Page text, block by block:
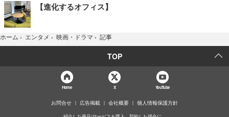
【進化するオフィス】
ホーム › エンタメ › 映画・ドラマ › 記事
TOP
Home X YouTube
お問合せ 広告掲載 会社概要 個人情報保護方針